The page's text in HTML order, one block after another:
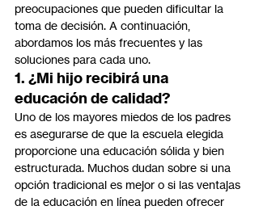
preocupaciones que pueden dificultar la
toma de decisión. A continuación,
abordamos los más frecuentes y las
soluciones para cada uno.
1. ¿Mi hijo recibirá una
educación de calidad?
Uno de los mayores miedos de los padres
es asegurarse de que la escuela elegida
proporcione una educación sólida y bien
estructurada. Muchos dudan sobre si una
opción tradicional es mejor o si las ventajas
de la educación en línea pueden ofrecer